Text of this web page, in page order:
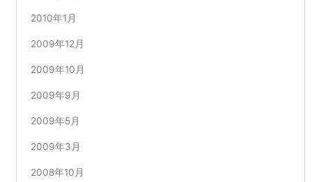
2010年1月
2009年12月
2009年10月
2009年9月
2009年5月
2009年3月
2008年10月